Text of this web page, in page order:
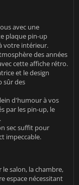
avec une
plaque pin-up
votre intérieur.
des années
cette affiche rétro.
et le design
sûr des
d'humour à vos
par les pin-up, le
sec suffit pour
impeccable.
le salon, la chambre,
espace nécessitant